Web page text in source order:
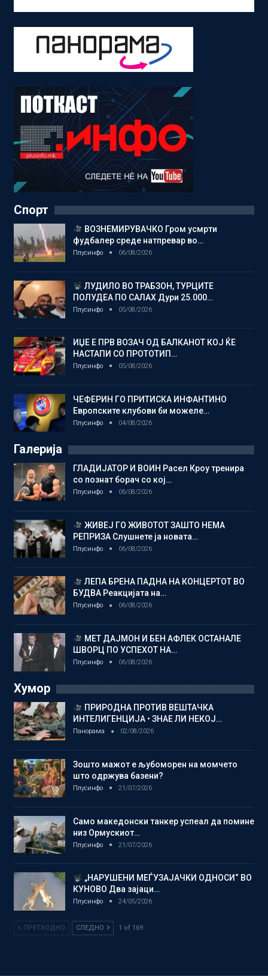
Спорт
ВОЗНЕМИРУВАЧКО Гром усмрти
фудбалер среде натпревар во…
Плусинфо 06/08/2026
ЛУДИЛО ВО ТРАБЗОН, ТУРЦИТЕ
ПОЛУДЕА ПО САЛАХ Дури 25.000…
Плусинфо 05/08/2026
ИЏЕ Е ПРВ ВОЗАЧ ОД БАЛКАНОТ КОЈ ЌЕ
НАСТАПИ СО ПРОТОТИП…
Плусинфо 05/08/2026
ЧЕФЕРИН ГО ПРИТИСКА ИНФАНТИНО
Европските клубови би можеле…
Плусинфо 04/08/2026
Галерија
ГЛАДИЈАТОР И ВОИН Расел Кроу тренира
со познат борач со кој…
Плусинфо 06/08/2026
ЖИВЕЈ ГО ЖИВОТОТ ЗАШТО НЕМА
РЕПРИЗА Слушнете ја новата…
Плусинфо 06/08/2026
ЛЕПА БРЕНА ПАДНА НА КОНЦЕРТОТ ВО
БУДВА Реакцијата на…
Плусинфо 06/08/2026
МЕТ ДАЈМОН И БЕН АФЛЕК ОСТАНАЛЕ
ШВОРЦ ПО УСПЕХОТ НА…
Плусинфо 06/08/2026
Хумор
ПРИРОДНА ПРОТИВ ВЕШТАЧКА
ИНТЕЛИГЕНЦИЈА • ЗНАЕ ЛИ НЕКОЈ…
Панорама 02/08/2026
Зошто мажот е љубоморен на момчето
што одржува базени?
Плусинфо 21/07/2026
Само македонски танкер успеал да помине
низ Ормускиот…
Плусинфо 21/07/2026
„НАРУШЕНИ МЕЃУЗАЈАЧКИ ОДНОСИ“ ВО
КУНОВО Два зајаци…
Плусинфо 24/05/2026
ПРЕТХОДНО СЛЕДНО 1 of 169